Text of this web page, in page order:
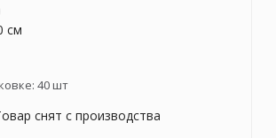
см
40шт
снят с производства